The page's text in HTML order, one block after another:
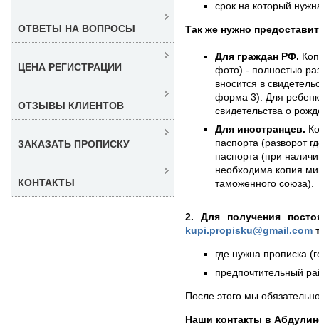
срок на который
Так же нужно
Для граждан РФ.
фото) - полностью
вносится в
форма 3). Для
свидетельства о
Для иностранцев.
паспорта (разворот
паспорта (при
необходима копия
таможенного союза).
2. Для получения
kupi.propisku@gmail.com
где нужна прописка
предпочтительный
После этого мы
Наши контакты в
ОТВЕТЫ НА ВОПРОСЫ
ЦЕНА РЕГИСТРАЦИИ
ОТЗЫВЫ КЛИЕНТОВ
ЗАКАЗАТЬ ПРОПИСКУ
КОНТАКТЫ